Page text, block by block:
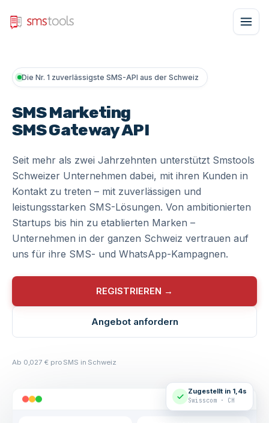
Die Nr. 1 zuverlässigste SMS-API aus der Schweiz
SMS Marketing
SMS GatewayAPI
Seit mehr als zwei Jahrzehnten unterstützt Smstools
Schweizer Unternehmen dabei, mit ihren Kunden in
Kontakt zu treten – mit zuverlässigen und
leistungsstarken SMS-Lösungen. Von ambitionierten
Startups bis hin zu etablierten Marken –
Unternehmen in der ganzen Schweiz vertrauen auf
uns für ihre SMS- und WhatsApp-Kampagnen.
REGISTRIEREN →
Angebot anfordern
Ab 0,027 € pro SMS in Schweiz
Zugestellt in 1,4s
Swisscom · CH